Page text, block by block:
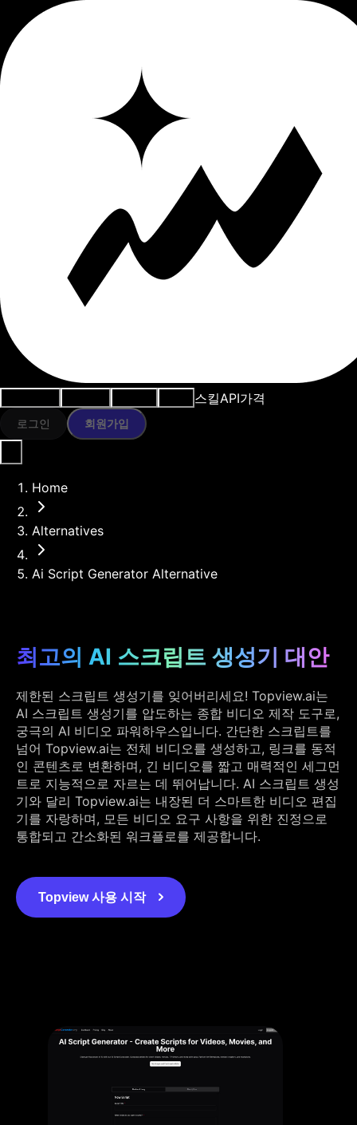
스킬API가격
로그인 회원가입
Home
Alternatives
Ai Script Generator Alternative
최고의 AI 스크립트 생성기 대안
제한된 스크립트 생성기를 잊어버리세요! Topview.ai는
AI 스크립트 생성기를 압도하는 종합 비디오 제작 도구로,
궁극의 AI 비디오 파워하우스입니다. 간단한 스크립트를
넘어 Topview.ai는 전체 비디오를 생성하고, 링크를 동적
인 콘텐츠로 변환하며, 긴 비디오를 짧고 매력적인 세그먼
트로 지능적으로 자르는 데 뛰어납니다. AI 스크립트 생성
기와 달리 Topview.ai는 내장된 더 스마트한 비디오 편집
기를 자랑하며, 모든 비디오 요구 사항을 위한 진정으로
통합되고 간소화된 워크플로를 제공합니다.
Topview 사용 시작